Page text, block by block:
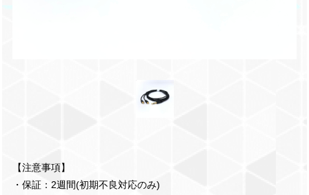
【注意事項】
・保証：2週間(初期不良対応のみ)